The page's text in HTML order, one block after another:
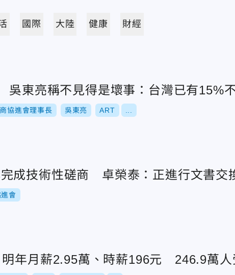
國際 大陸 健康 財經
東亮稱不見得是壞事：台灣已有15%
協進會理事長 吳東亮 ART
成技術性磋商 卓榮泰：正進行文書交
會
明年月薪2.95萬、時薪196元 246.9萬人